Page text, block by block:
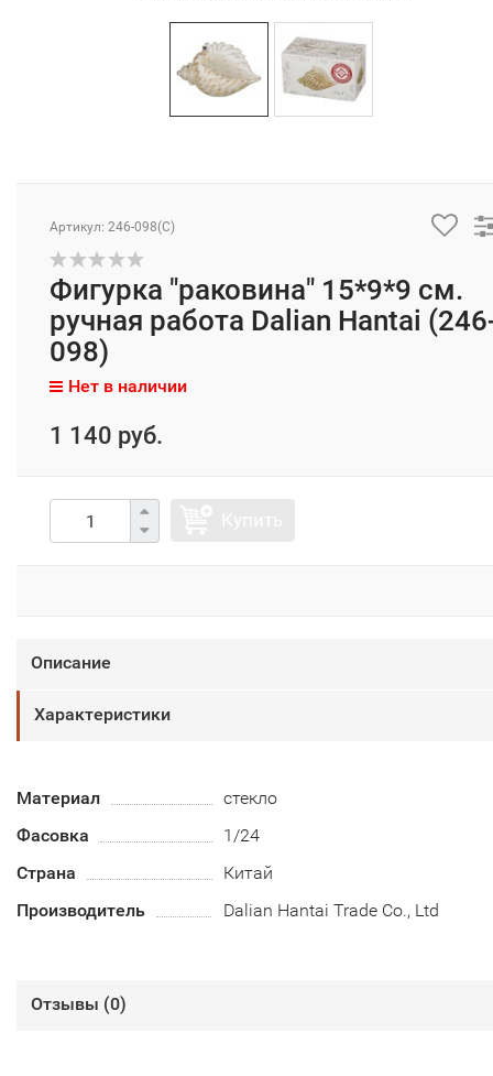
Артикул: 246-098(C)
Фигурка "раковина" 15*9*9 см.
ручная работа Dalian Hantai
098)
Нет в наличии
1 140 руб.
Описание
Характеристики
Материал
стекло
Фасовка
1/24
Страна
Китай
Производитель
Dalian Hantai Trade Co., Ltd
Отзывы (0)